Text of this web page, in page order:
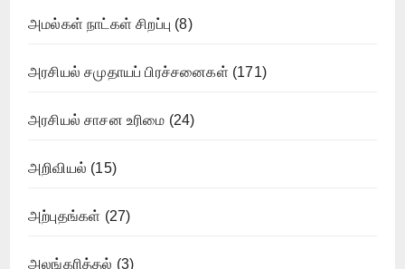
அமல்கள் நாட்கள் சிறப்பு (8)
அரசியல் சமுதாயப் பிரச்சனைகள் (171)
அரசியல் சாசன உரிமை (24)
அறிவியல் (15)
அற்புதங்கள் (27)
அலங்கரித்தல் (3)